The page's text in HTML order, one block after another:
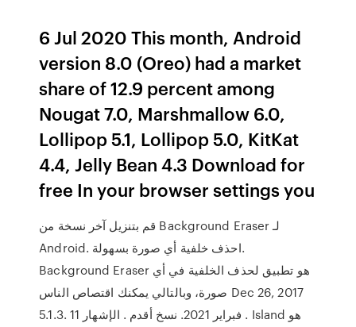
6 Jul 2020 This month, Android
version 8.0 (Oreo) had a market
share of 12.9 percent among
Nougat 7.0, Marshmallow 6.0,
Lollipop 5.1, Lollipop 5.0, KitKat
4.4, Jelly Bean 4.3 Download for
free In your browser settings you
قم بتنزيل آخر نسخة من Background Eraser لـ
Android. احذف خلفية أي صورة بسهولة.
Background Eraser هو تطبيق لحذف الخلفية في أي
صورة، وبالتالي يمكنك اقتصاص الناس Dec 26, 2017
5.1.3. 11 فبراير 2021. نسخ أقدم . الإشهار . Island هو